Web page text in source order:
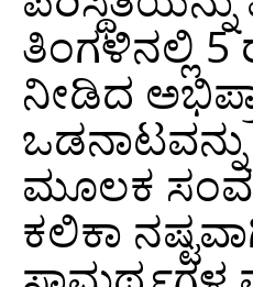
ತಿಂಗಳಿನಲ್ಲಿ 5
ನೀಡಿದ
ಮೂಲಕ
ಕಲಿಕಾ